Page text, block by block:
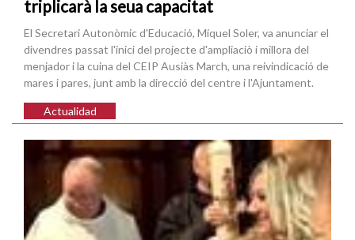
triplicarà la seua capacitat
El Secretari Autonòmic d'Educació, Miquel Soler, va anunciar el
divendres passat l'inici del projecte d'ampliaciò i millora del
menjador i la cuina del CEIP Ausiàs March, una reivindicació de
mares i pares, junt amb la direcció del centre i l'Ajuntament.
Actualidad